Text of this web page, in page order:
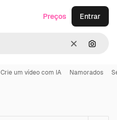
Limpar
Preços Entrar
Crie um vídeo com IA Namorados